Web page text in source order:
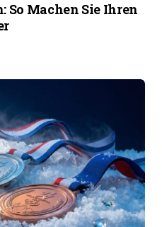
So Machen Sie Ihren